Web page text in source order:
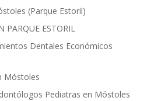
(Parque Estoril)
PARQUE ESTORIL
Dentales Económicos
Móstoles
Pediatras en Móstoles